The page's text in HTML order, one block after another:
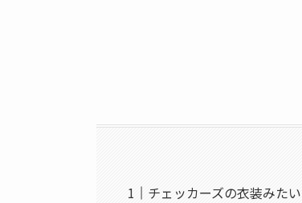
チェッカーズの衣装みた